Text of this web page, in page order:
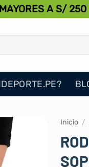
A S/ 250
Inicio /